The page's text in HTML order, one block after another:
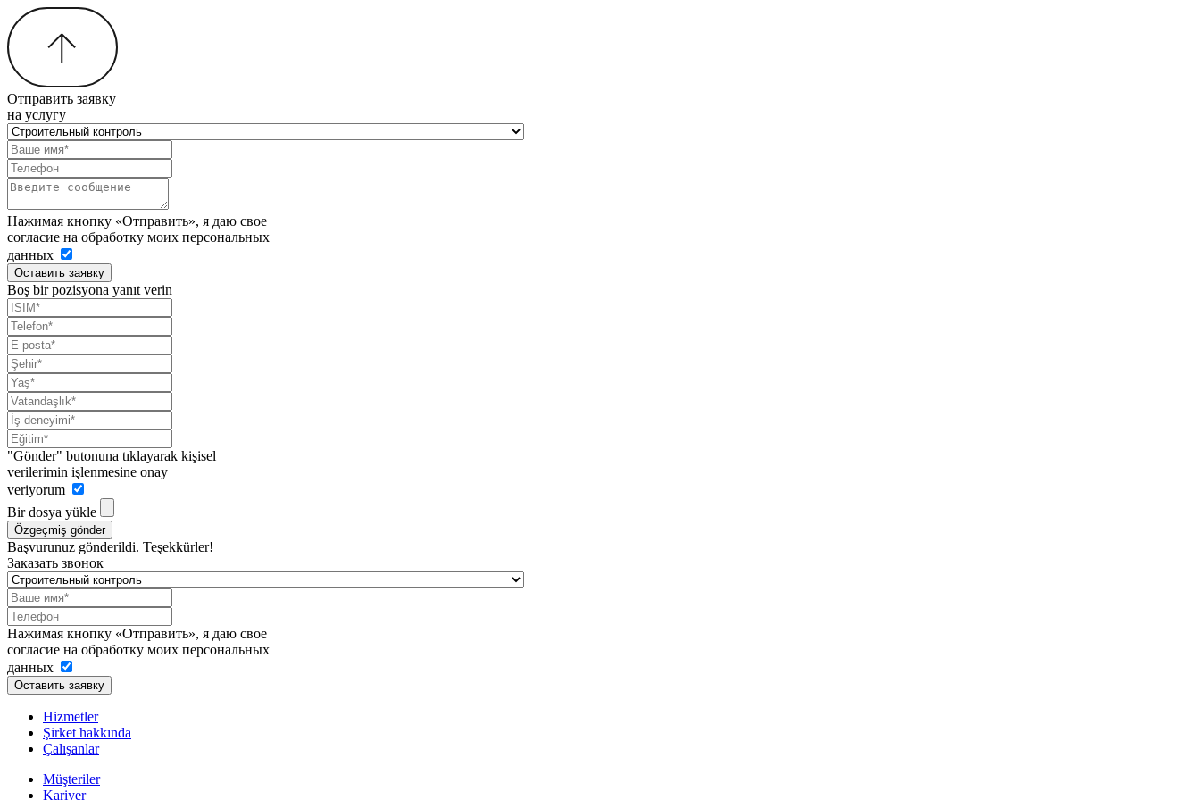
Отправить заявку
на услугу
Нажимая кнопку «Отправить», я даю свое
согласие на обработку моих персональных
данных
Оставить заявку
Boş bir pozisyona yanıt verin
"Gönder" butonuna tıklayarak kişisel
verilerimin işlenmesine onay
veriyorum
Bir dosya yükle
Özgeçmiş gönder
Başvurunuz gönderildi. Teşekkürler!
Заказать звонок
Нажимая кнопку «Отправить», я даю свое
согласие на обработку моих персональных
данных
Оставить заявку
Hizmetler
Şirket hakkında
Çalışanlar
Müşteriler
Kariyer